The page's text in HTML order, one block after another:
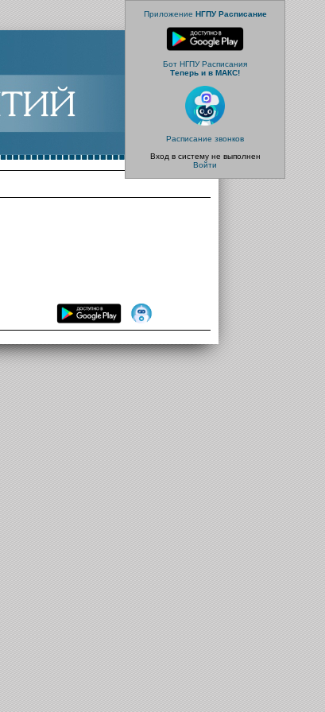
Приложение НГПУ Расписание
Бот НГПУ Расписания
Теперь и в МАКС!
Расписание звонков
Вход в систему не выполнен
Войти